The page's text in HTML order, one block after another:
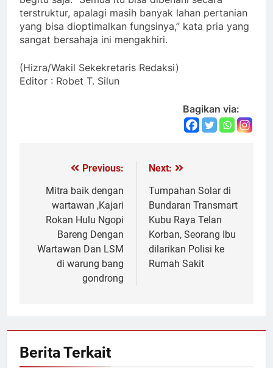
terstruktur, apalagi masih banyak lahan pertanian
yang bisa dioptimalkan fungsinya,” kata pria yang
sangat bersahaja ini mengakhiri.
(Hizra/Wakil Sekekretaris Redaksi)
Editor : Robet T. Silun
Bagikan via:
Navigasi
pos
Previous:
Mitra baik dengan
wartawan ,Kajari
Rokan Hulu Ngopi
Bareng Dengan
Wartawan Dan LSM
di warung bang
gondrong
Next:
Tumpahan Solar di
Bundaran Transmart
Kubu Raya Telan
Korban, Seorang Ibu
dilarikan Polisi ke
Rumah Sakit
Berita Terkait